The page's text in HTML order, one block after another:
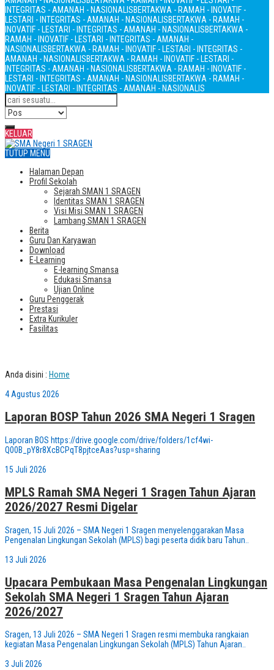
INTEGRITAS - AMANAH - NASIONALISBERTAKWA - RAMAH - INOVATIF -
LESTARI - INTEGRITAS - AMANAH - NASIONALISBERTAKWA - RAMAH -
INOVATIF - LESTARI - INTEGRITAS - AMANAH - NASIONALISBERTAKWA -
RAMAH - INOVATIF - LESTARI - INTEGRITAS - AMANAH -
NASIONALISBERTAKWA - RAMAH - INOVATIF - LESTARI - INTEGRITAS -
AMANAH - NASIONALISBERTAKWA - RAMAH - INOVATIF - LESTARI -
INTEGRITAS - AMANAH - NASIONALISBERTAKWA - RAMAH - INOVATIF -
LESTARI - INTEGRITAS - AMANAH - NASIONALISBERTAKWA - RAMAH -
INOVATIF - LESTARI - INTEGRITAS - AMANAH - NASIONALIS
KELUAR
TUTUP MENU
Halaman Depan
Profil Sekolah
Sejarah SMAN 1 SRAGEN
Identitas SMAN 1 SRAGEN
Visi Misi SMAN 1 SRAGEN
Lambang SMAN 1 SRAGEN
Berita
Guru Dan Karyawan
Download
E-Learning
E-learning Smansa
Edukasi Smansa
Ujian Online
Guru Penggerak
Prestasi
Extra Kurikuler
Fasilitas
Anda disini : Home
4 Agustus 2026
Laporan BOSP Tahun 2026 SMA Negeri 1 Sragen
Laporan BOS https://drive.google.com/drive/folders/1cf4wi-
Q00B_pY8r8XcBCPqT8pjtceAas?usp=sharing
15 Juli 2026
MPLS Ramah SMA Negeri 1 Sragen Tahun Ajaran
2026/2027 Resmi Digelar
Sragen, 15 Juli 2026 – SMA Negeri 1 Sragen menyelenggarakan Masa
Pengenalan Lingkungan Sekolah (MPLS) bagi peserta didik baru Tahun..
13 Juli 2026
Upacara Pembukaan Masa Pengenalan Lingkungan
Sekolah SMA Negeri 1 Sragen Tahun Ajaran
2026/2027
Sragen, 13 Juli 2026 – SMA Negeri 1 Sragen resmi membuka rangkaian
kegiatan Masa Pengenalan Lingkungan Sekolah (MPLS) Tahun Ajaran..
3 Juli 2026